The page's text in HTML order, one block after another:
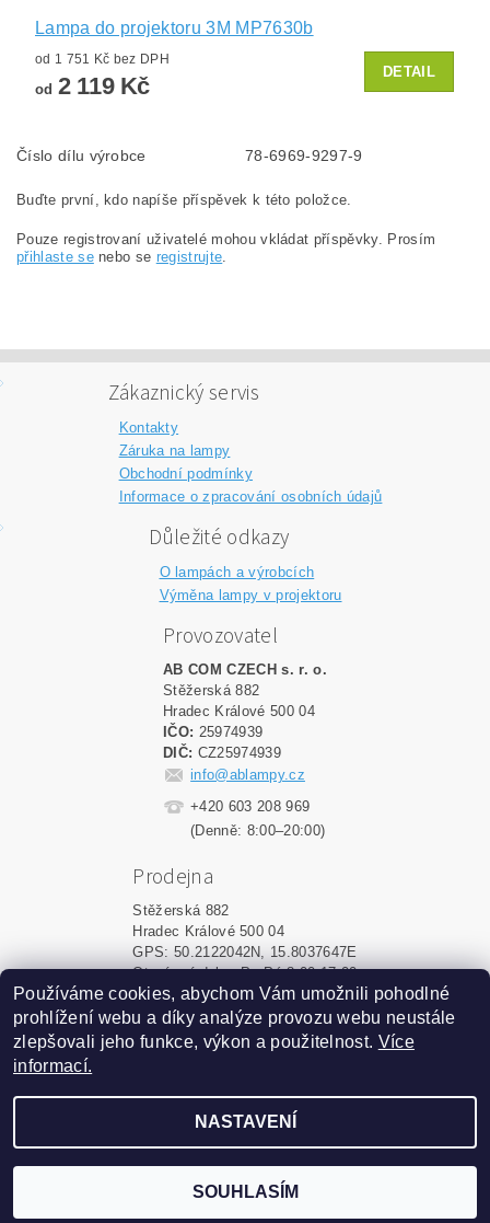
Lampa do projektoru 3M MP7630b
od 1 751 Kč bez DPH
od 2 119 Kč
DETAIL
Číslo dílu výrobce 78-6969-9297-9
Buďte první, kdo napíše příspěvek k této položce.
Pouze registrovaní uživatelé mohou vkládat příspěvky. Prosím
přihlaste senebo se registrujte.
Zákaznický servis
Kontakty
Záruka na lampy
Obchodní podmínky
Informace o zpracování osobních údajů
Důležité odkazy
O lampách a výrobcích
Výměna lampy v projektoru
Provozovatel
AB COM CZECH s. r. o.
Stěžerská 882
Hradec Králové 500 04
IČO: 25974939
DIČ: CZ25974939
info@ablampy.cz
+420 603 208 969
(Denně: 8:00–20:00)
Prodejna
Stěžerská 882
Hradec Králové 500 04
GPS: 50.2122042N, 15.8037647E
Otevírací doba: Po-Pá 8:00-17:00
2026 © ablampy.cz, všechna práva vyhrazena Upravit nastavení cookies
Podle zákona o evidenci tržeb
je prodávající povinen
Zároveň je povinen
Používáme cookies, abychom Vám umožnili pohodlné
prohlížení webu a díky analýze provozu webu neustále
zlepšovali jeho funkce, výkon a použitelnost. Více
informací.
NASTAVENÍ
SOUHLASÍM